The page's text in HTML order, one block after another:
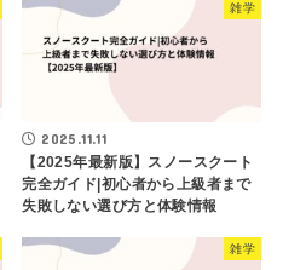
雑学
2025.11.11
【2025年最新版】スノースクート
完全ガイド|初心者から上級者まで
失敗しない選び方と体験情報
雑学